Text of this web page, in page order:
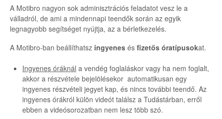
A Motibro nagyon sok adminisztrációs feladatot vesz le a
válladról, de ami a mindennapi teendők során az egyik
legnagyobb segítséget nyújtja, az a bérletkezelés.
A Motibro-ban beállíthatsz ingyenes és fizetős óratípusokat.
Ingyenes óráknál a vendég foglaláskor vagy ha nem foglalt,
akkor a részvétele bejelölésekor automatikusan egy
ingyenes részvételi jegyet kap, és nincs további teendő. Az
ingyenes órákról külön videót találsz a Tudástárban, erről
ebben a videósorozatban nem lesz több szó.